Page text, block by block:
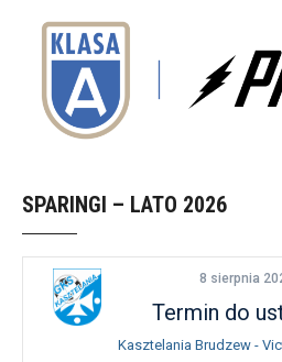
SPARINGI – LATO 2026
8 sierpnia
Termin do
Kasztelania Brudzew -